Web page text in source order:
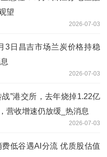
望
2026-07-03
3日昌吉市场兰炭价格持稳
2026-07-03
战”港交所，去年烧掉1.22亿
营收增速仍放缓_热消息
2026-07-03
低谷遇AI分流 优质股估值